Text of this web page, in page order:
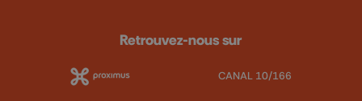
Retrouvez-nous sur
CANAL 10/166